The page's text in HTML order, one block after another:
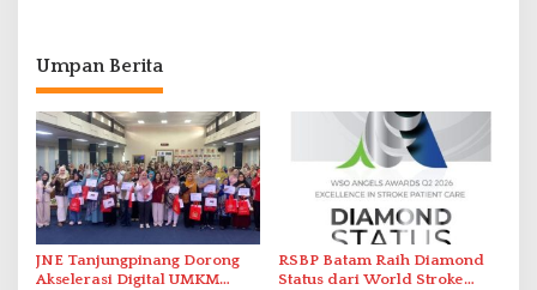
Umpan Berita
JNE Tanjungpinang Dorong
Akselerasi Digital UMKM
RSBP Batam Raih Diamond
Status dari World Stroke